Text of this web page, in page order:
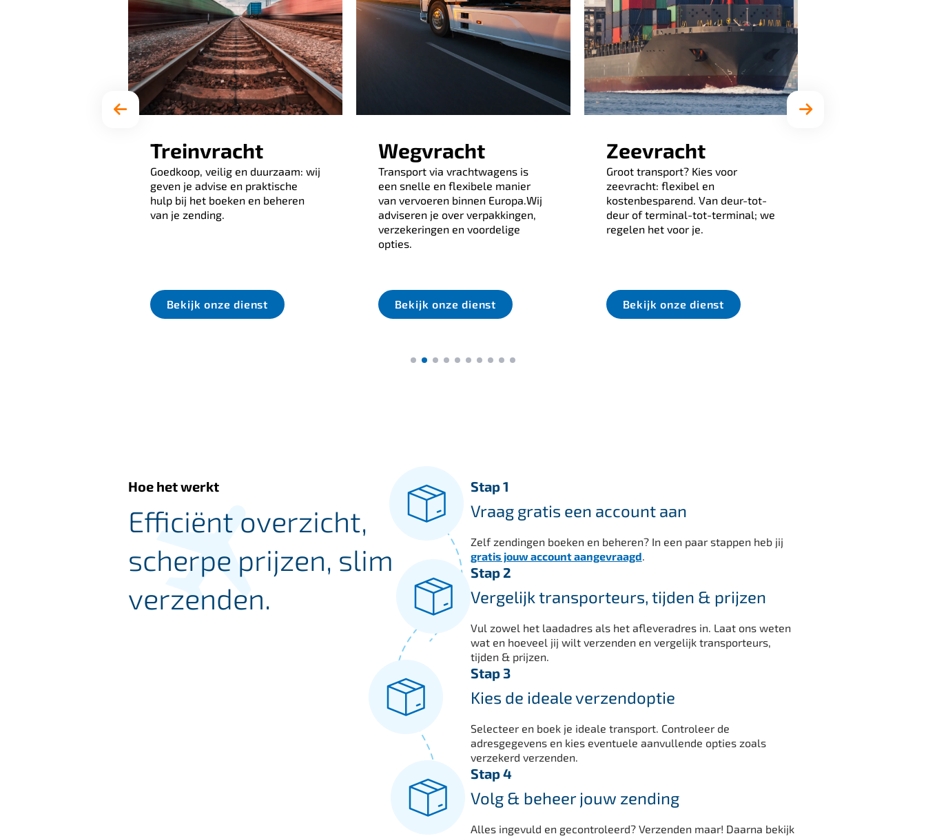
Treinvracht
Goedkoop, veilig en duurzaam: wij
geven je advise en praktische
hulp bij het boeken en beheren
van je zending.
Bekijk onze dienst
Wegvracht
Transport via vrachtwagens is
een snelle en flexibele manier
van vervoeren binnen Europa.Wij
adviseren je over verpakkingen,
verzekeringen en voordelige
opties.
Bekijk onze dienst
Zeevracht
Groot transport? Kies voor
zeevracht: flexibel en
kostenbesparend. Van deur-tot-
deur of terminal-tot-terminal; we
regelen het voor je.
Bekijk onze dienst
Hoe het werkt
Efficiënt overzicht,
scherpe prijzen, slim
verzenden.
Stap 1
Vraag gratis een account aan
Zelf zendingen boeken en beheren? In een paar stappen heb jij
gratis jouw account aangevraagd.
Stap 2
Vergelijk transporteurs, tijden & prijzen
Vul zowel het laadadres als het afleveradres in. Laat ons weten
wat en hoeveel jij wilt verzenden en vergelijk transporteurs,
tijden & prijzen.
Stap 3
Kies de ideale verzendoptie
Selecteer en boek je ideale transport. Controleer de
adresgegevens en kies eventuele aanvullende opties zoals
verzekerd verzenden.
Stap 4
Volg & beheer jouw zending
Alles ingevuld en gecontroleerd? Verzenden maar! Daarna bekijk